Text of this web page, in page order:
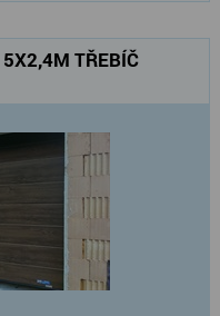
5X2,4M TŘEBÍČ